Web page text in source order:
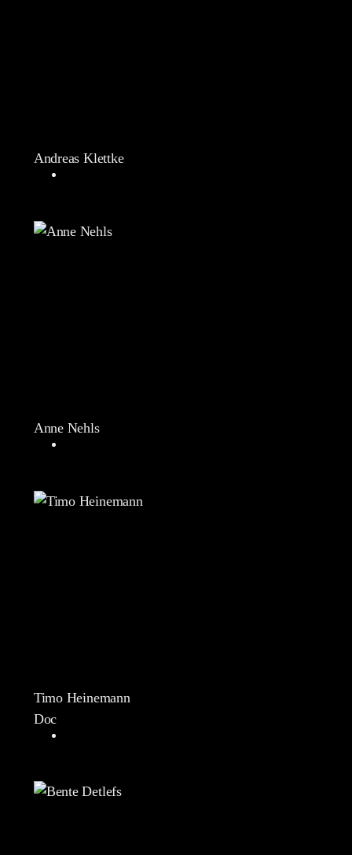
Andreas Klettke
Anne Nehls
Timo Heinemann
Doc